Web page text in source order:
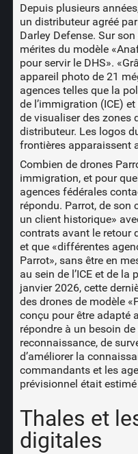
Depuis plusieurs
un distributeur agréé
Darley Defense. Sur
mérites du modèle
pour servir le DHS».
appareil photo de 21
agences telles que la
de l’immigration (ICE)
de visualiser des zones
distributeur. Les logos
frontières apparaissent
Combien de drones
immigration, et pour
agences fédérales
répondu. Parrot, de son
un client historique»
contrats avant le retour
et que «différentes
Parrot», sans être en
au sein de l’ICE et de la
janvier 2026, cette
des drones de modèle
conçu pour être adapté
répondre à un besoin
reconnaissance, de
d’améliorer la
commandants et les
prévisionnel était
Thales et
digitales